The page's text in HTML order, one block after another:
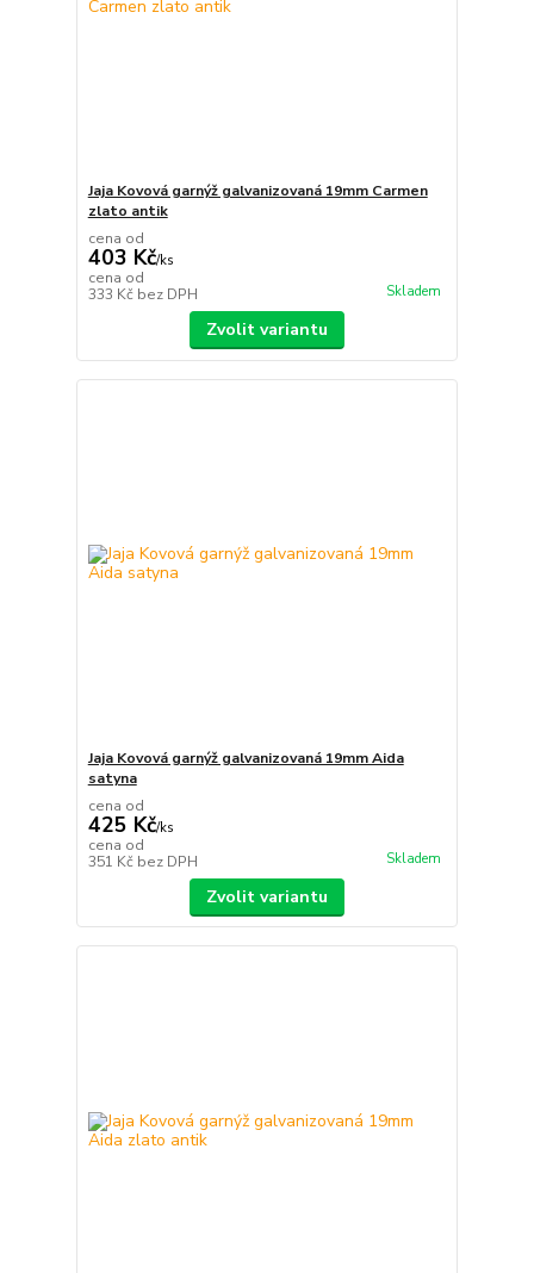
Jaja Kovová garnýž galvanizovaná 19mm Carmen
zlato antik
cena od
403 Kč/ks
cena od
333 Kč bez DPH Skladem
Zvolit variantu
Jaja Kovová garnýž galvanizovaná 19mm Aida
satyna
cena od
425 Kč/ks
cena od
351 Kč bez DPH Skladem
Zvolit variantu